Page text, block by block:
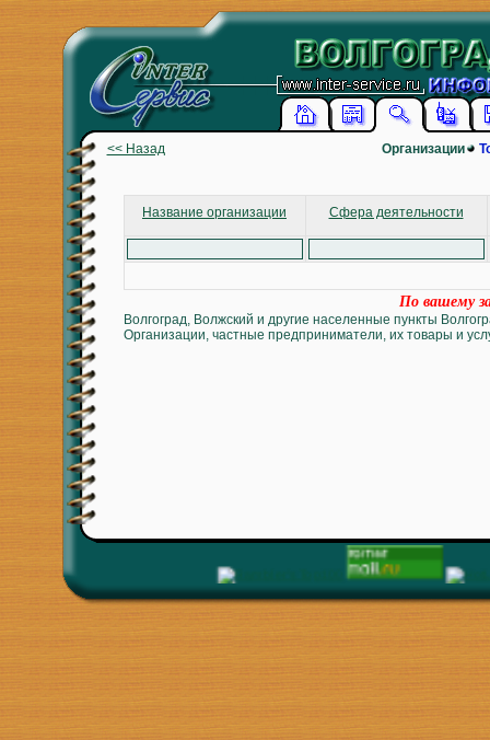
<< Назад Организации
Название организации Сфера деятельности
По вашему
Волгоград, Волжский и другие населенные пункты
Организации, частные предприниматели, их товары и